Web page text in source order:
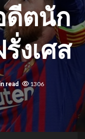
ดีตนัก
งเศส
read 1306